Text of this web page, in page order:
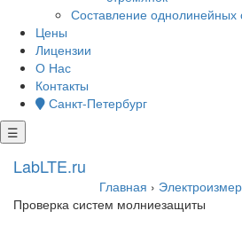
Составление однолинейных
Цены
Лицензии
О Нас
Контакты
Санкт-Петербург
☰
LabLTE.ru
Главная ›
Проверка систем молниезащиты